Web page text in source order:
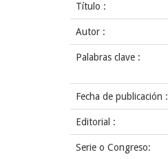
Título :
Autor :
Palabras clave :
Fecha de publicación :
Editorial :
Serie o Congreso: